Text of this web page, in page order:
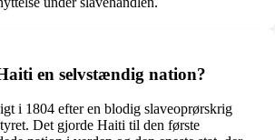
en selvstændig nation?
i 1804 efter en blodig slaveoprørskrig
Det gjorde Haiti til den første